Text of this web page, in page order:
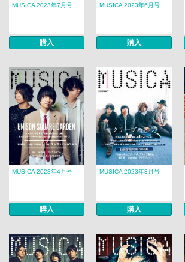
MUSICA 2023年7月号
購入
MUSICA 2023年6月号
購入
MUSICA 2023年4月号
購入
MUSICA 2023年3月号
購入